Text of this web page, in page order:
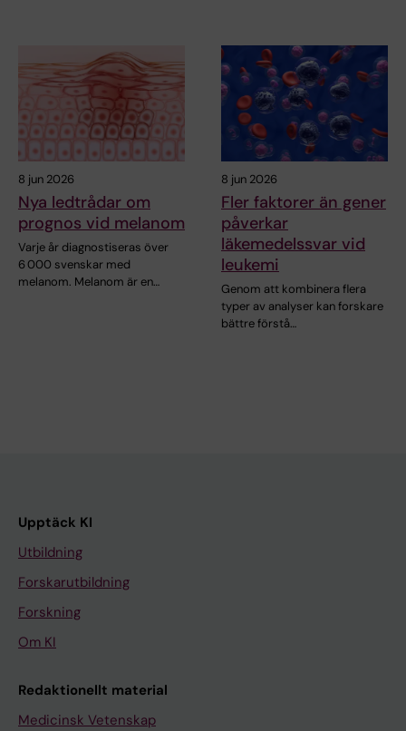
8 jun 2026
Nya ledtrådar om
prognos vid melanom
Varje år diagnostiseras över
6 000 svenskar med
melanom. Melanom är en…
8 jun 2026
Fler faktorer än gener
påverkar
läkemedelssvar vid
leukemi
Genom att kombinera flera
typer av analyser kan forskare
bättre förstå…
Upptäck KI
Utbildning
Forskarutbildning
Forskning
Om KI
Redaktionellt material
Medicinsk Vetenskap